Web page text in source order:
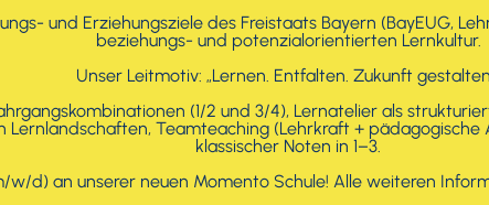
und Erziehungsziele des Freistaats Bayern (BayEUG,
beziehungs- und potenzialorientierten Lernkultur.
Unser Leitmotiv: „Lernen. Entfalten. Zukunft
(1/2 und 3/4), Lernatelier als
Lernlandschaften, Teamteaching (Lehrkraft +
klassischer Noten in 1–3.
w/d) an unserer neuen Momento Schule! Alle weiteren